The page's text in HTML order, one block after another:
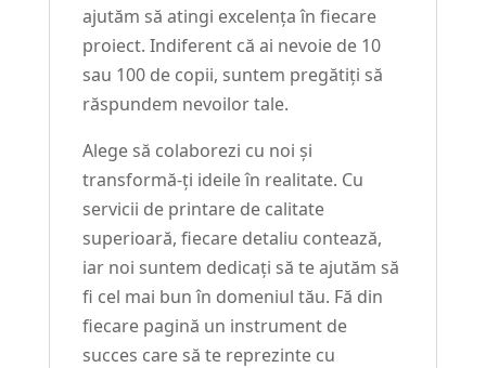
ajutăm să atingi excelența în fiecare
proiect. Indiferent că ai nevoie de 10
sau 100 de copii, suntem pregătiți să
răspundem nevoilor tale.
Alege să colaborezi cu noi și
transformă-ți ideile în realitate. Cu
servicii de printare de calitate
superioară, fiecare detaliu contează,
iar noi suntem dedicați să te ajutăm să
fi cel mai bun în domeniul tău. Fă din
fiecare pagină un instrument de
succes care să te reprezinte cu